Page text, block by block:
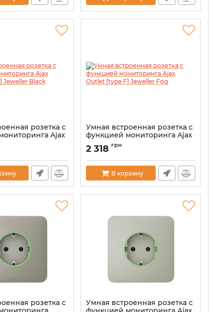
розетка с
Ajax
F] Jeweller Black
Умная встроенная розетка с
функцией мониторинга Ajax
Outlet [type F] Jeweller Fog
Артикул:
2 318 грн
В корзину
розетка с
Умная встроенная розетка с